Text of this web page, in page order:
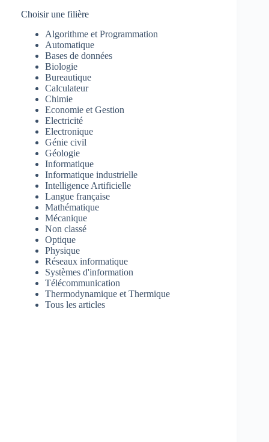
Choisir une filière
Algorithme et Programmation
Automatique
Bases de données
Biologie
Bureautique
Calculateur
Chimie
Economie et Gestion
Electricité
Electronique
Génie civil
Géologie
Informatique
Informatique industrielle
Intelligence Artificielle
Langue française
Mathématique
Mécanique
Non classé
Optique
Physique
Réseaux informatique
Systèmes d'information
Télécommunication
Thermodynamique et Thermique
Tous les articles